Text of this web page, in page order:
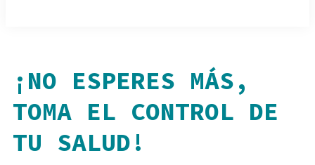
¡NO ESPERES MÁS,
TOMA EL CONTROL DE
TU SALUD!